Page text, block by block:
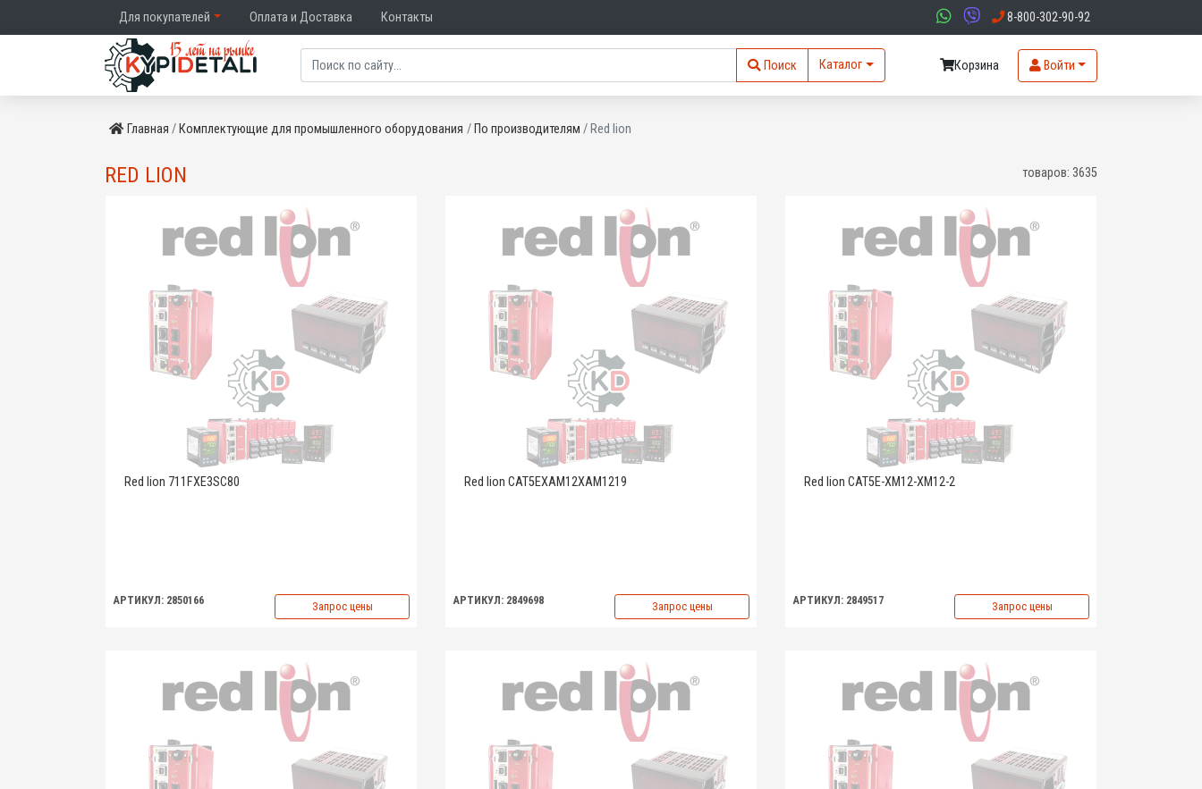
Для покупателей Оплата и Доставка Контакты 8-800-302-90-92
Поиск Каталог Корзина Войти
Главная Комплектующие для промышленного оборудования По производителям Red lion
RED LION товаров: 3635
Red lion 711FXE3SC80
АРТИКУЛ: 2850166 Запрос цены
Red lion CAT5EXAM12XAM1219
АРТИКУЛ: 2849698 Запрос цены
Red lion CAT5E-XM12-XM12-2
АРТИКУЛ: 2849517 Запрос цены